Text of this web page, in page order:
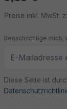
Preise inkl. MwSt.
Benachrichtige mich,
Diese Seite ist